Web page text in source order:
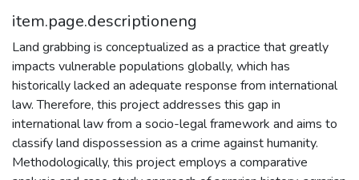
item.page.descriptioneng
Land grabbing is conceptualized as a practice that greatly
impacts vulnerable populations globally, which has
historically lacked an adequate response from international
law. Therefore, this project addresses this gap in
international law from a socio-legal framework and aims to
classify land dispossession as a crime against humanity.
Methodologically, this project employs a comparative